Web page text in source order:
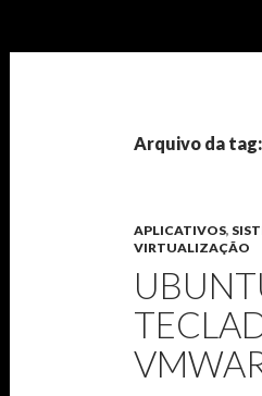
Arquivo da
APLICATIVOS,
VIRTUALIZAÇÃO